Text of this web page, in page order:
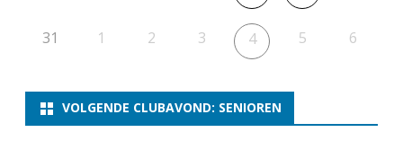
31 1 2 3 4 5 6
VOLGENDE CLUBAVOND: SENIOREN